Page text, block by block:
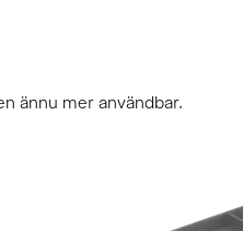
ännu mer användbar.